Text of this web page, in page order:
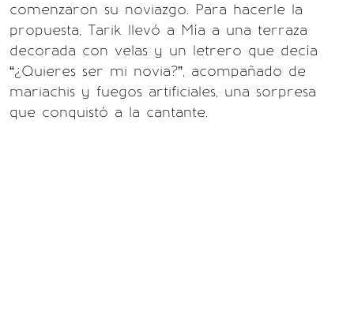
comenzaron su noviazgo. Para hacerle la
propuesta, Tarik llevó a Mía a una terraza
decorada con velas y un letrero que decía
“¿Quieres ser mi novia?”, acompañado de
mariachis y fuegos artificiales, una sorpresa
que conquistó a la cantante.